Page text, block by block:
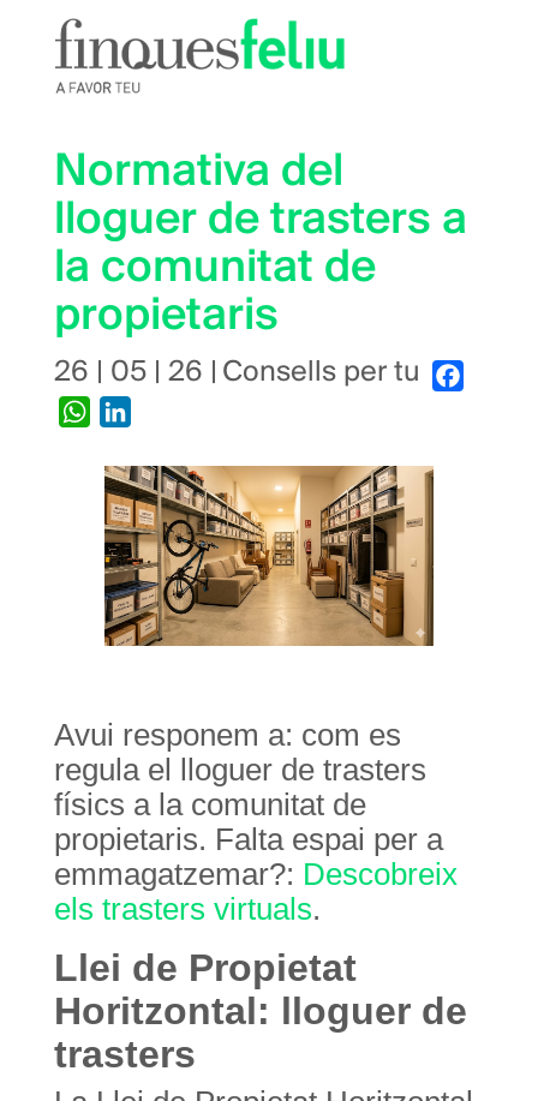
Vés
al
Normativa del
lloguer de trasters a
la comunitat de
propietaris
26 | 05 | 26 Consells per tu
WhatsApp
Avui responem a: com es
regula el lloguer de trasters
físics a la comunitat de
propietaris. Falta espai per a
emmagatzemar?: Descobreix
els trasters virtuals.
Llei de Propietat
Horitzontal: lloguer de
trasters